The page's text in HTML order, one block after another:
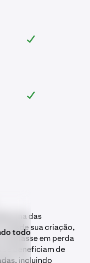
uma das
Desde sua criação,
em perda
se beneficiam de
incluindo
todo